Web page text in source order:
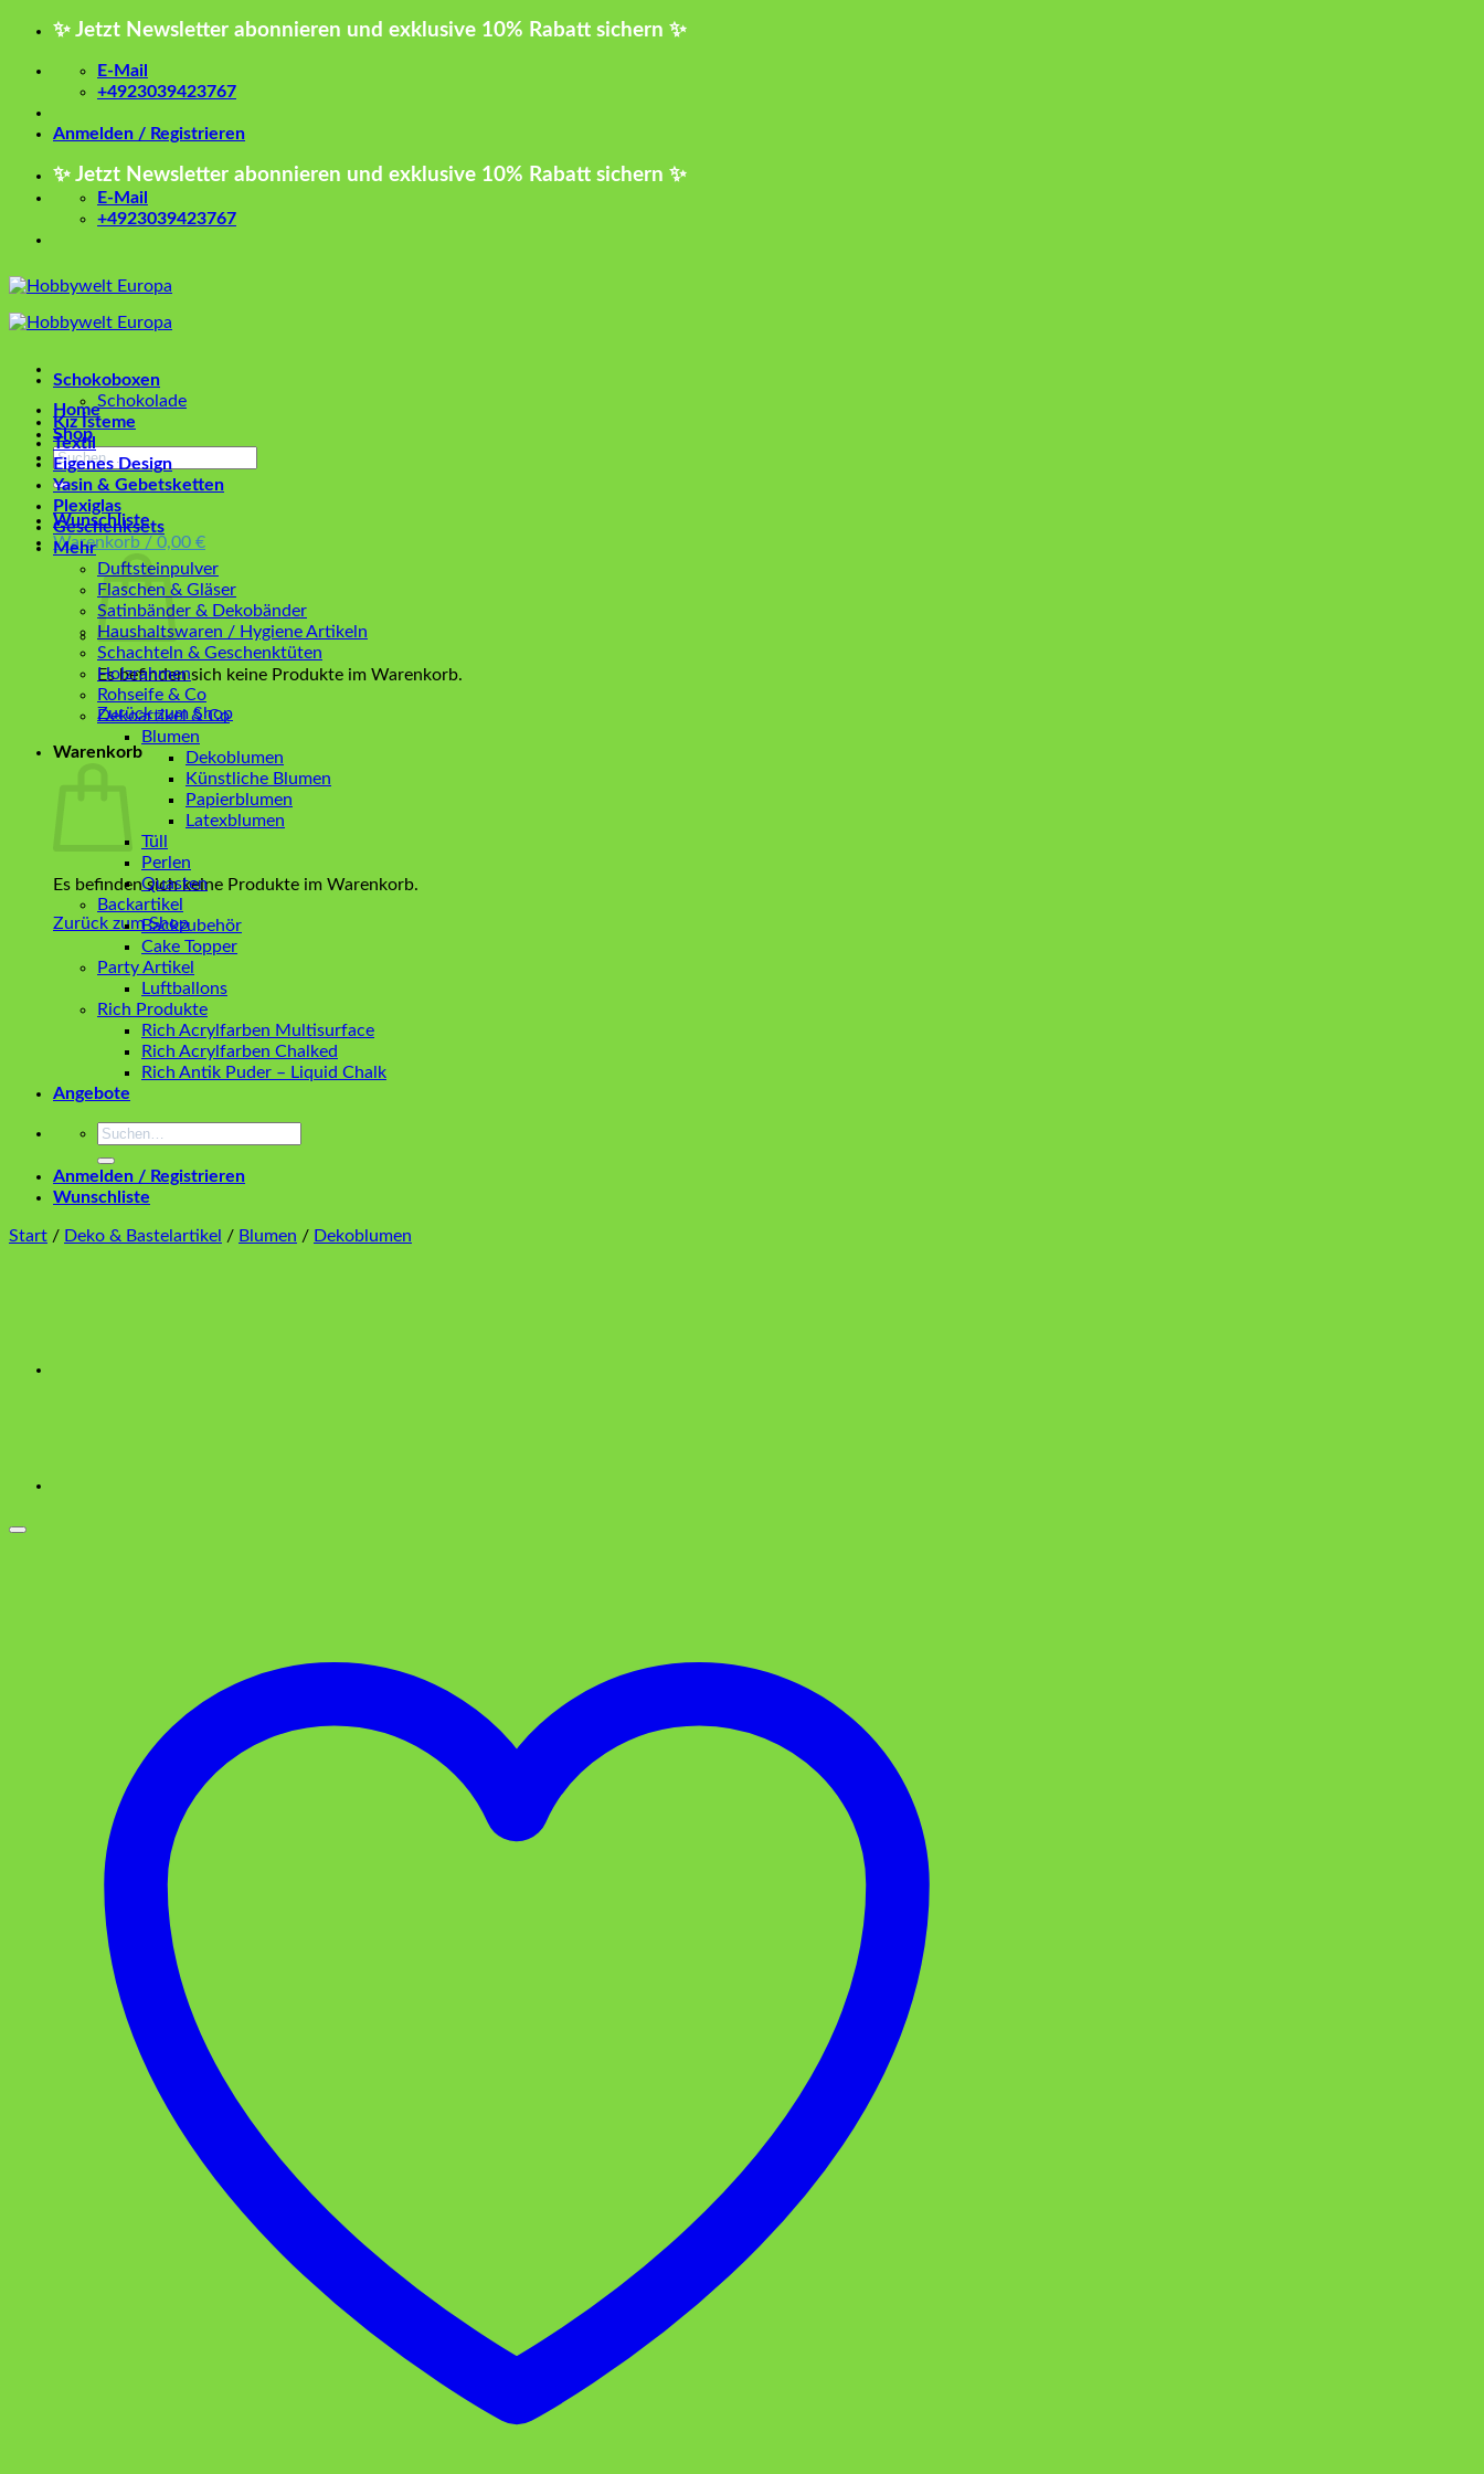
Zum
springen
✨ Jetzt Newsletter abonnieren und exklusive 10% Rabatt sichern ✨
E-Mail
+4923039423767
Anmelden / Registrieren
✨ Jetzt Newsletter abonnieren und exklusive 10% Rabatt sichern ✨
E-Mail
+4923039423767
Home
Shop
Suchen
nach:
Wunschliste
Warenkorb / 0,00 €
Es befinden sich keine Produkte im Warenkorb.
Zurück zum Shop
Warenkorb
Es befinden sich keine Produkte im Warenkorb.
Zurück zum Shop
Schokoboxen
Schokolade
Kız İsteme
Textil
Eigenes Design
Yasin & Gebetsketten
Plexiglas
Geschenksets
Mehr
Duftsteinpulver
Flaschen & Gläser
Satinbänder & Dekobänder
Haushaltswaren / Hygiene Artikeln
Schachteln & Geschenktüten
Holzrahmen
Rohseife & Co
Dekoartikel & Co
Blumen
Dekoblumen
Künstliche Blumen
Papierblumen
Latexblumen
Tüll
Perlen
Quasten
Backartikel
Backzubehör
Cake Topper
Party Artikel
Luftballons
Rich Produkte
Rich Acrylfarben Multisurface
Rich Acrylfarben Chalked
Rich Antik Puder – Liquid Chalk
Angebote
Suchen
Anmelden / Registrieren
Wunschliste
Start / Deko & Bastelartikel / Blumen / Dekoblumen